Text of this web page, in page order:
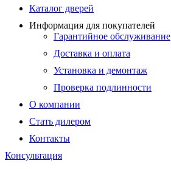
Каталог дверей
Информация для покупателей
Гарантийное обслуживание
Доставка и оплата
Установка и демонтаж
Проверка подлинности
О компании
Стать дилером
Контакты
Консультация